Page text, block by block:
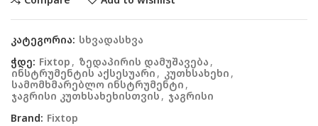
კატეგორია: სხვადასხვა
ჭდე: Fixtop , ზედაპირის დამუშავება ,
ინსტრუმენტის აქსესუარი , კუთხსახეხი ,
სამომხმარებლო ინსტრუმენტი ,
ჯაგრისი კუთხსახეხისთვის , ჯაგრისი
Brand: Fixtop